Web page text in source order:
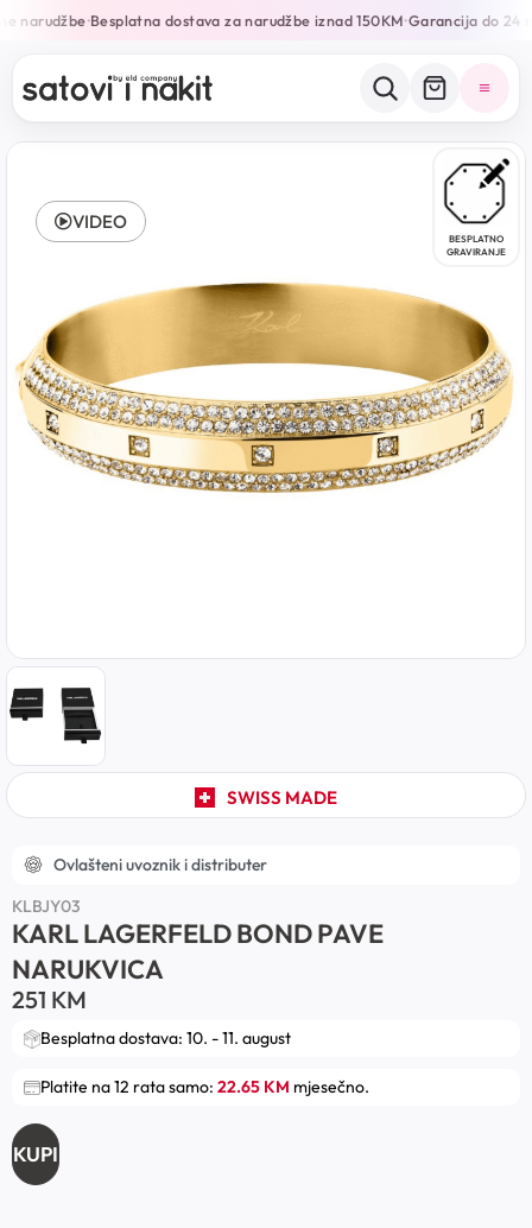
narudžbe•Besplatna dostava za narudžbe iznad 150KM•Garancija do 24
BESPLATNO
GRAVIRANJE
SWISS MADE
VIDEO
Ovlašteni uvoznik i distributer
KLBJY03
KARL LAGERFELD BOND PAVE
NARUKVICA
251 KM
Besplatna dostava: 10. - 11. august
Platite na 12 rata samo: 22.65 KM mjesečno.
KUPI